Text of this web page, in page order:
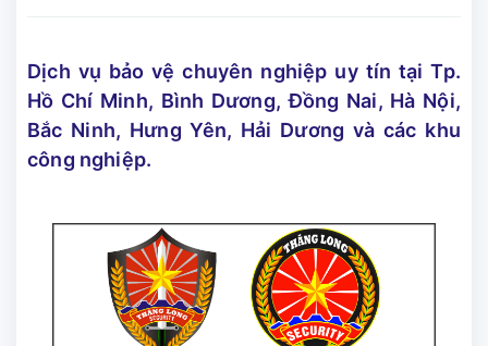
Dịch vụ bảo vệ chuyên nghiệp uy tín tại Tp.
Hồ Chí Minh, Bình Dương, Đồng Nai, Hà Nội,
Bắc Ninh, Hưng Yên, Hải Dương và các khu
công nghiệp.